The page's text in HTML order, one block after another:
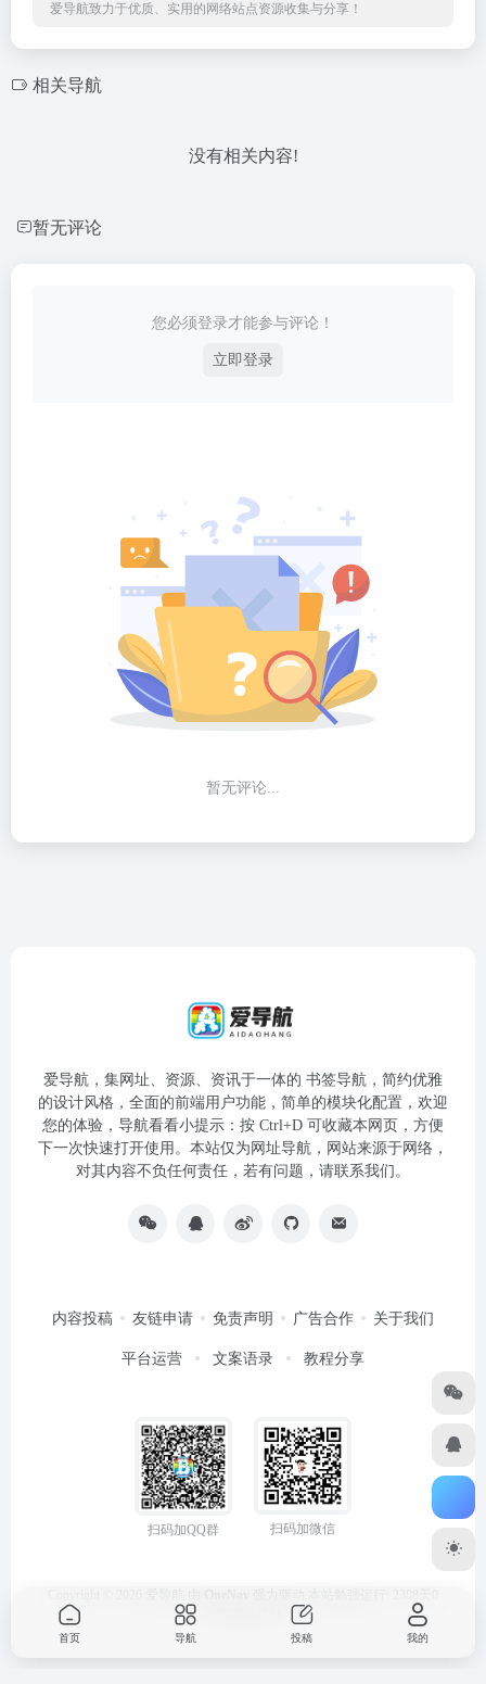
爱导航致力于优质、实用的网络站点资源收集与分享！
相关导航
没有相关内容!
暂无评论
您必须登录才能参与评论！
立即登录
暂无评论...
爱导航，集网址、资源、资讯于一体的 书签导航，简约优雅
的设计风格，全面的前端用户功能，简单的模块化配置，欢迎
您的体验，导航看看小提示：按 Ctrl+D 可收藏本网页，方便
下一次快速打开使用。本站仅为网址导航，网站来源于网络，
对其内容不负任何责任，若有问题，请联系我们。
内容投稿 友链申请 免责声明 广告合作 关于我们
平台运营 文案语录 教程分享
扫码加QQ群 扫码加微信
首页 导航 投稿 我的